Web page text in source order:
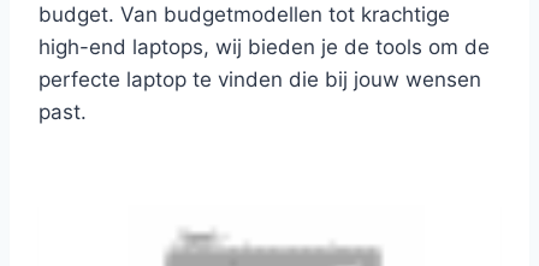
budget. Van budgetmodellen tot krachtige
high-end laptops, wij bieden je de tools om de
perfecte laptop te vinden die bij jouw wensen
past.